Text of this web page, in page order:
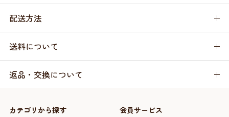
配送方法
送料について
返品・交換について
カテゴリから探す 会員サービス